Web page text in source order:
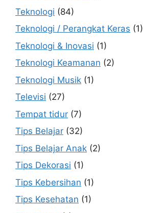
Teknologi (84)
Teknologi / Perangkat Keras (1)
Teknologi & Inovasi (1)
Teknologi Keamanan (2)
Teknologi Musik (1)
Televisi (27)
Tempat tidur (7)
Tips Belajar (32)
Tips Belajar Anak (2)
Tips Dekorasi (1)
Tips Kebersihan (1)
Tips Kesehatan (1)